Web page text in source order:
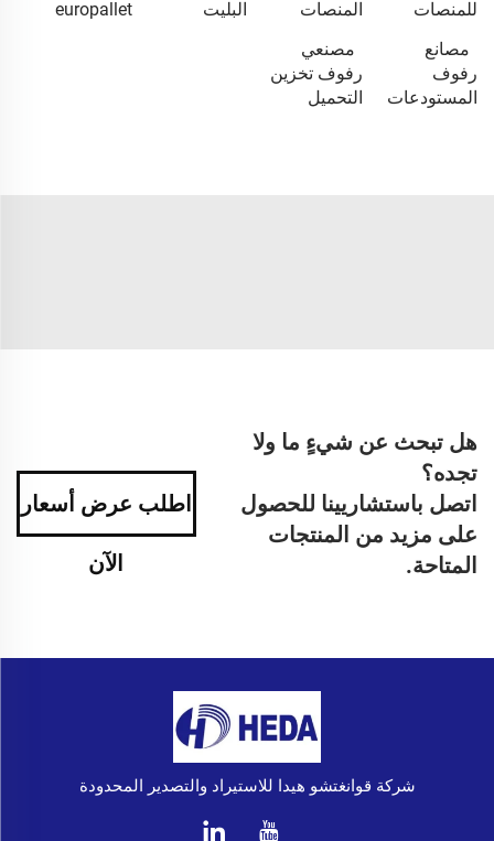
للمنصات
المنصات
البليت
europallet
مصانع
رفوف
المستودعات
مصنعي
رفوف تخزين
التحميل
هل تبحث عن شيءٍ ما ولا
تجده؟
اتصل باستشاريينا للحصول
على مزيد من المنتجات
المتاحة.
اطلب عرض أسعار
الآن
شركة قوانغتشو هيدا للاستيراد والتصدير المحدودة